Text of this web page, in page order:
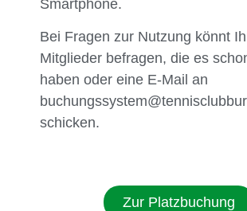
Smartphone.
Bei Fragen zur Nutzung könnt
Mitglieder befragen, die es
haben oder eine E-Mail an
schicken.
Zur Platzbuchung